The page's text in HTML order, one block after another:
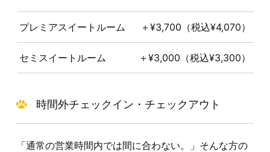
プレミアスイートルーム ＋¥3,700（税込¥4,070）
セミスイートルーム ＋¥3,000（税込¥3,300）
時間外チェックイン・チェックアウト
「通常の営業時間内では間に合わない。」そんな方の